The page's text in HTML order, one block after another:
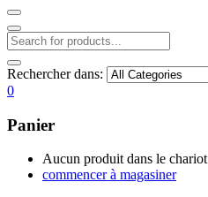
Rechercher dans:
0
Panier
Aucun produit dans le chariot
commencer à magasiner